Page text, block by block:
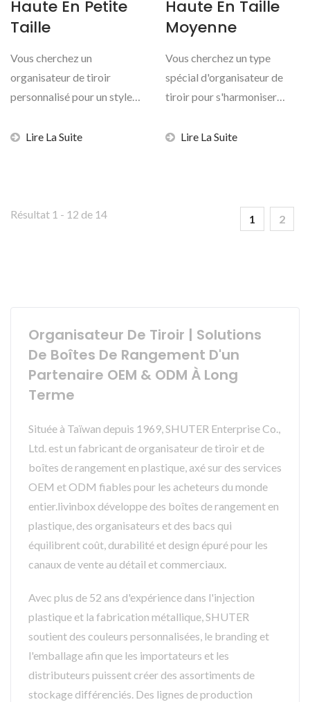
Haute En Petite
Taille
Vous cherchez un
organisateur de tiroir
personnalisé pour un style
Lire La Suite
Haute En Taille
Moyenne
Vous cherchez un type
spécial d'organisateur de
tiroir pour s'harmoniser
Lire La Suite
Résultat 1 - 12 de 14 1 2
Organisateur De Tiroir | Solutions
De Boîtes De Rangement D'un
Partenaire OEM & ODM À Long
Terme
Située à Taïwan depuis 1969, SHUTER Enterprise Co.,
Ltd. est un fabricant de organisateur de tiroir et de
boîtes de rangement en plastique, axé sur des services
OEM et ODM fiables pour les acheteurs du monde
entier.livinbox développe des boîtes de rangement en
plastique, des organisateurs et des bacs qui
équilibrent coût, durabilité et design épuré pour les
canaux de vente au détail et commerciaux.
Avec plus de 52 ans d'expérience dans l'injection
plastique et la fabrication métallique, SHUTER
soutient des couleurs personnalisées, le branding et
l'emballage afin que les importateurs et les
distributeurs puissent créer des assortiments de
stockage différenciés. Des lignes de production